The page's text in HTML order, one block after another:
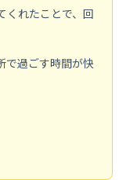
くれたことで、回
で過ごす時間が快